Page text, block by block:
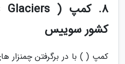
کشور سوییس
کمپ ( ) با در برگرفتن چمنزار